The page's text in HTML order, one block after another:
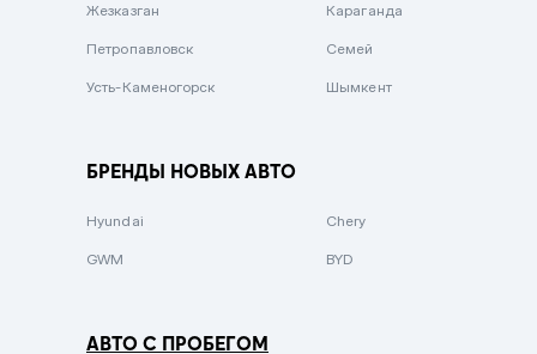
Зеленый металлик
Жезказган Караганда
Петропавловск Семей
Усть-Каменогорск Шымкент
БРЕНДЫ НОВЫХ АВТО
Hyundai Chery
GWM BYD
АВТО С ПРОБЕГОМ